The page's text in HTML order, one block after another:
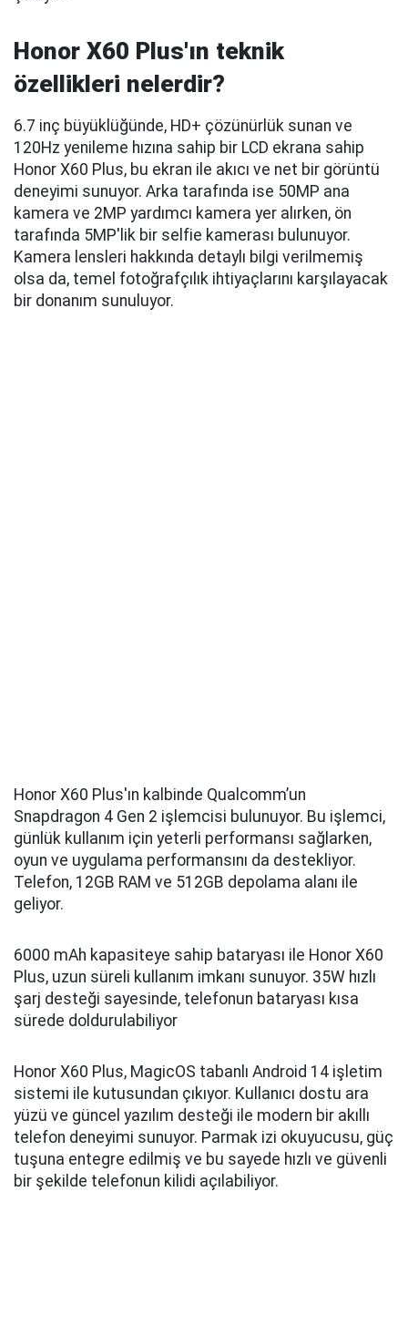
Honor X60 Plus'ın teknik
özellikleri nelerdir?
6.7 inç büyüklüğünde, HD+ çözünürlük sunan ve
120Hz yenileme hızına sahip bir LCD ekrana sahip
Honor X60 Plus, bu ekran ile akıcı ve net bir görüntü
deneyimi sunuyor. Arka tarafında ise 50MP ana
kamera ve 2MP yardımcı kamera yer alırken, ön
tarafında 5MP'lik bir selfie kamerası bulunuyor.
Kamera lensleri hakkında detaylı bilgi verilmemiş
olsa da, temel fotoğrafçılık ihtiyaçlarını karşılayacak
bir donanım sunuluyor.
Honor X60 Plus'ın kalbinde Qualcomm’un
Snapdragon 4 Gen 2 işlemcisi bulunuyor. Bu işlemci,
günlük kullanım için yeterli performansı sağlarken,
oyun ve uygulama performansını da destekliyor.
Telefon, 12GB RAM ve 512GB depolama alanı ile
geliyor.
6000 mAh kapasiteye sahip bataryası ile Honor X60
Plus, uzun süreli kullanım imkanı sunuyor. 35W hızlı
şarj desteği sayesinde, telefonun bataryası kısa
sürede doldurulabiliyor
Honor X60 Plus, MagicOS tabanlı Android 14 işletim
sistemi ile kutusundan çıkıyor. Kullanıcı dostu ara
yüzü ve güncel yazılım desteği ile modern bir akıllı
telefon deneyimi sunuyor. Parmak izi okuyucusu, güç
tuşuna entegre edilmiş ve bu sayede hızlı ve güvenli
bir şekilde telefonun kilidi açılabiliyor.